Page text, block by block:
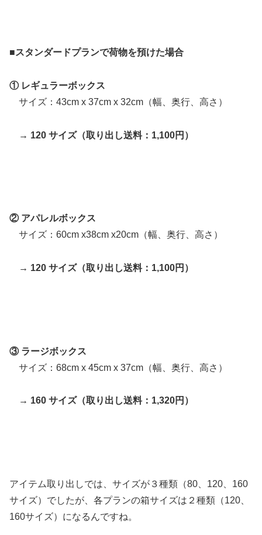
■スタンダードプランで荷物を預けた場合
① レギュラーボックス
サイズ：43cm x 37cm x 32cm（幅、奥行、高さ）
→ 120 サイズ（取り出し送料：1,100円）
② アパレルボックス
サイズ：60cm x38cm x20cm（幅、奥行、高さ）
→ 120 サイズ（取り出し送料：1,100円）
③ ラージボックス
サイズ：68cm x 45cm x 37cm（幅、奥行、高さ）
→ 160 サイズ（取り出し送料：1,320円）
アイテム取り出しでは、サイズが３種類（80、120、160
サイズ）でしたが、各プランの箱サイズは２種類（120、
160サイズ）になるんですね。